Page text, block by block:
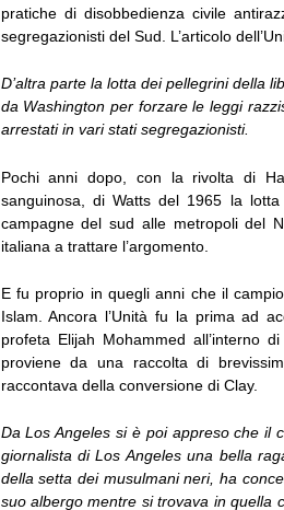
pratiche di disobbedienza civile
segregazionisti del Sud. L’articolo
D’altra parte la lotta dei pellegrini della
da Washington per forzare le leggi
arrestati in vari stati segregazionisti.
Pochi anni dopo, con la rivolta di
sanguinosa, di Watts del 1965 la
campagne del sud alle metropoli del
italiana a trattare l’argomento.
E fu proprio in quegli anni che il
Islam. Ancora l’Unità fu la prima ad
profeta Elijah Mohammed all’interno
proviene da una raccolta di
raccontava della conversione di Clay.
Da Los Angeles si è poi appreso che il
giornalista di Los Angeles una bella
della setta dei musulmani neri, ha
suo albergo mentre si trovava in quella